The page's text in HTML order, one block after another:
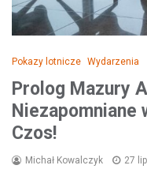
Pokazy lotnicze Wydarzenia
Prolog Mazury
Niezapomniane
Czos!
Michał Kowalczyk 27